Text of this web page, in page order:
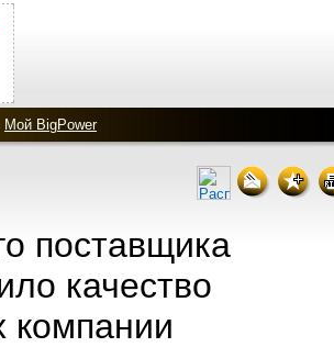
Мой BigPower
поставщика
качество
компании